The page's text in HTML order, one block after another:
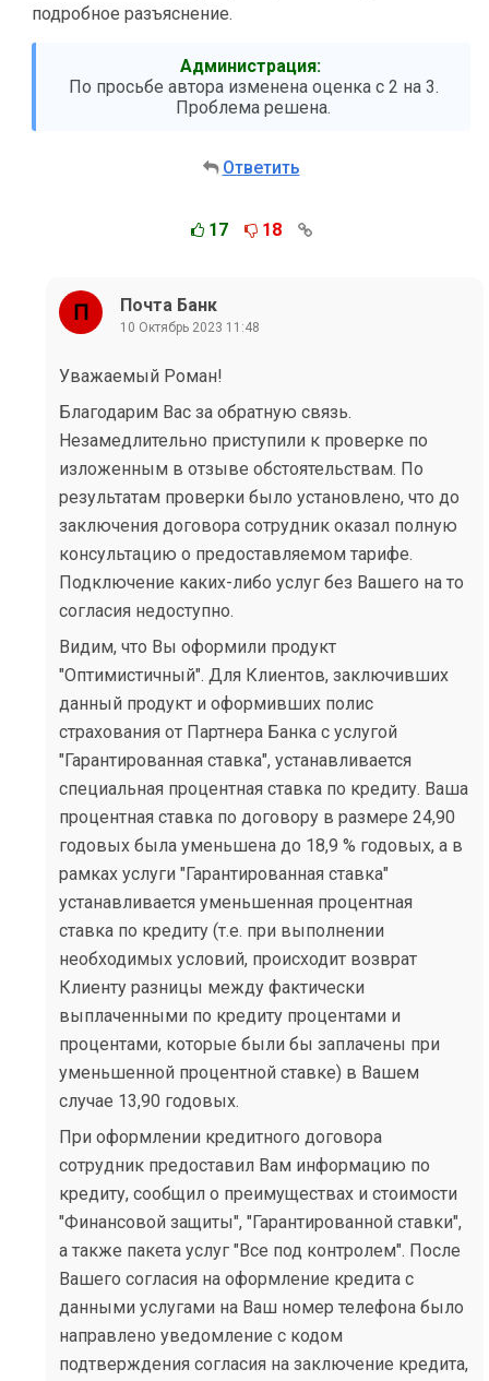
подробное разъяснение.
Администрация:
По просьбе автора изменена оценка с 2 на 3.
Проблема решена.
Ответить
17 18
Почта Банк
10 Октябрь 2023 11:48
Уважаемый Роман!
Благодарим Вас за обратную связь.
Незамедлительно приступили к проверке по
изложенным в отзыве обстоятельствам. По
результатам проверки было установлено, что до
заключения договора сотрудник оказал полную
консультацию о предоставляемом тарифе.
Подключение каких-либо услуг без Вашего на то
согласия недоступно.
Видим, что Вы оформили продукт
"Оптимистичный". Для Клиентов, заключивших
данный продукт и оформивших полис
страхования от Партнера Банка с услугой
"Гарантированная ставка", устанавливается
специальная процентная ставка по кредиту. Ваша
процентная ставка по договору в размере 24,90
годовых была уменьшена до 18,9 % годовых, а в
рамках услуги "Гарантированная ставка"
устанавливается уменьшенная процентная
ставка по кредиту (т.е. при выполнении
необходимых условий, происходит возврат
Клиенту разницы между фактически
выплаченными по кредиту процентами и
процентами, которые были бы заплачены при
уменьшенной процентной ставке) в Вашем
случае 13,90 годовых.
При оформлении кредитного договора
сотрудник предоставил Вам информацию по
кредиту, сообщил о преимуществах и стоимости
"Финансовой защиты", "Гарантированной ставки",
а также пакета услуг "Все под контролем". После
Вашего согласия на оформление кредита с
данными услугами на Ваш номер телефона было
направлено уведомление с кодом
подтверждения согласия на заключение кредита,